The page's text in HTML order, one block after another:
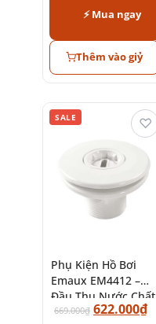
⚡ Mua ngay
Thêm vào giỷ
SALE
Phụ Kiện Hồ Bơi
Emaux EM4412 –
Đầu Thu Nước Chất
Lượng Cao
669.000₫ 622.000₫
♡